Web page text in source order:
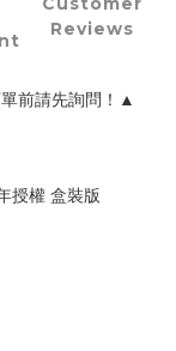
Reviews
前請先詢問！▲
授權 盒裝版